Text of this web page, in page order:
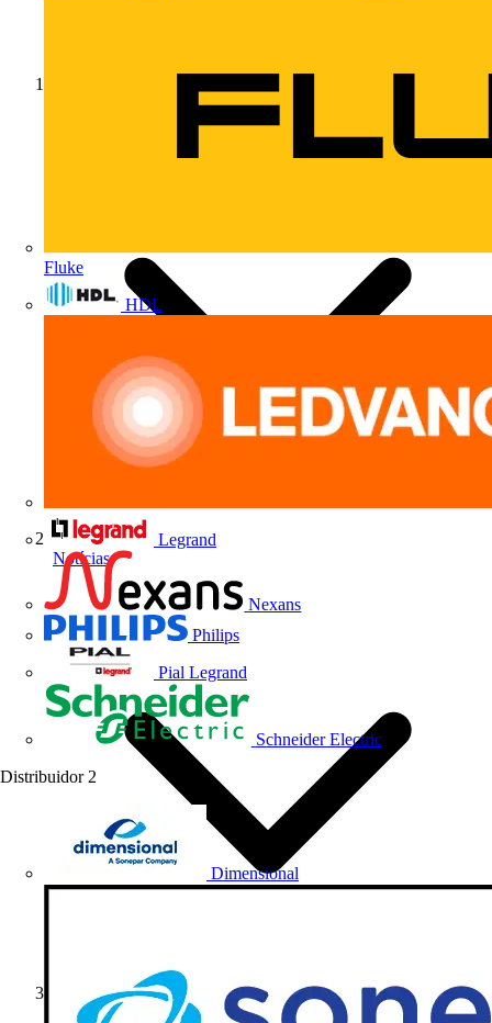
Fluke
HDL
Legrand
Nexans
Philips
Pial Legrand
Schneider Electric
Distribuidor 2
Dimensional
Notícias
Artigos de produto